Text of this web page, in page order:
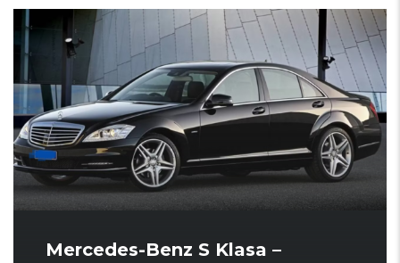
Mercedes-Benz S Klasa –